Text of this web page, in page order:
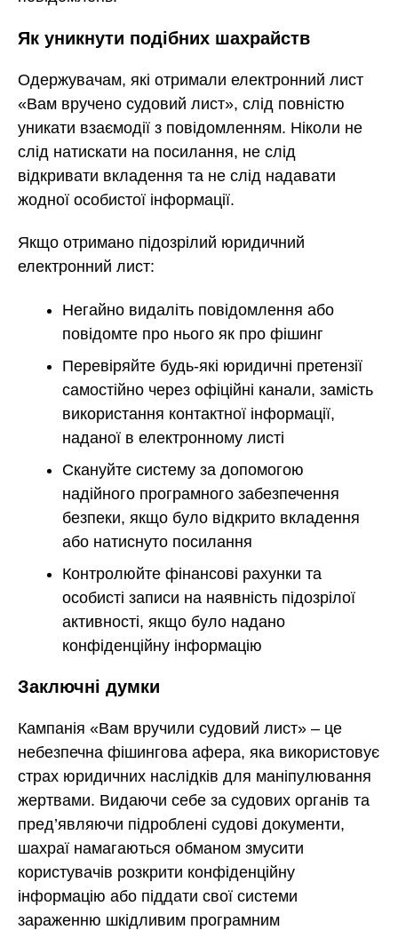
Як уникнути подібних шахрайств
Одержувачам, які отримали електронний лист
«Вам вручено судовий лист», слід повністю
уникати взаємодії з повідомленням. Ніколи не
слід натискати на посилання, не слід
відкривати вкладення та не слід надавати
жодної особистої інформації.
Якщо отримано підозрілий юридичний
електронний лист:
Негайно видаліть повідомлення або
повідомте про нього як про фішинг
Перевіряйте будь-які юридичні претензії
самостійно через офіційні канали, замість
використання контактної інформації,
наданої в електронному листі
Скануйте систему за допомогою
надійного програмного забезпечення
безпеки, якщо було відкрито вкладення
або натиснуто посилання
Контролюйте фінансові рахунки та
особисті записи на наявність підозрілої
активності, якщо було надано
конфіденційну інформацію
Заключні думки
Кампанія «Вам вручили судовий лист» – це
небезпечна фішингова афера, яка використовує
страх юридичних наслідків для маніпулювання
жертвами. Видаючи себе за судових органів та
пред’являючи підроблені судові документи,
шахраї намагаються обманом змусити
користувачів розкрити конфіденційну
інформацію або піддати свої системи
зараженню шкідливим програмним